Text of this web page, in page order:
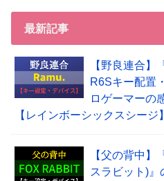
最新記事
【野良連合】
R6Sキー配置
ロゲーマーの
【レインボーシックスシージ
【父の背中】
スラビット)